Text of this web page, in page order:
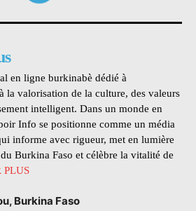
en ligne burkinabè dédié à
la valorisation de la culture, des valeurs
intelligent. Dans un monde en
Info se positionne comme un média
informe avec rigueur, met en lumière
Burkina Faso et célèbre la vitalité de
PLUS
Burkina Faso